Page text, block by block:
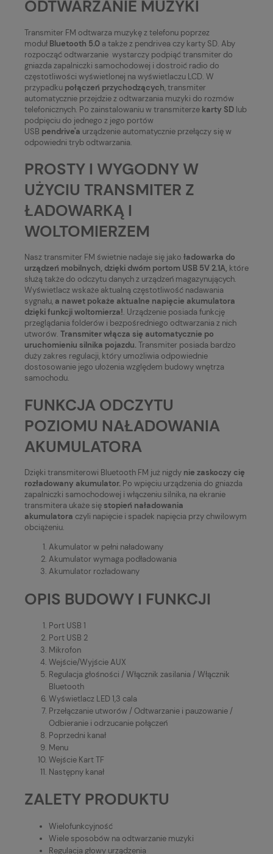
ODTWARZANIE MUZYKI
Transmiter FM odtwarza muzykę z telefonu poprzez
moduł Bluetooth 5.0 a także z pendrivea czy karty SD. Aby
rozpocząć odtwarzanie wystarczy podpiąć transmiter do
gniazda zapalniczki samochodowej i dostroić radio do
częstotliwości wyświetlonej na wyświetlaczu LCD. W
przypadku połączeń przychodzących, transmiter
automatycznie przejdzie z odtwarzania muzyki do rozmów
telefonicznych. Po zainstalowaniu w transmiterze karty SD lub
podpięciu do jednego z jego portów
USB pendrive'a urządzenie automatycznie przełączy się w
odpowiedni tryb odtwarzania.
PROSTY I WYGODNY W
UŻYCIU TRANSMITER Z
ŁADOWARKĄ I
WOLTOMIERZEM
Nasz transmiter FM świetnie nadaje się jako ładowarka do
urządzeń mobilnych, dzięki dwóm portom USB 5V 2.1A, które
służą także do odczytu danych z urządzeń magazynujących.
Wyświetlacz wskaże aktualną częstotliwość nadawania
sygnału, a nawet pokaże aktualne napięcie akumulatora
dzięki funkcji woltomierza!. Urządzenie posiada funkcję
przeglądania folderów i bezpośredniego odtwarzania z nich
utworów. Transmiter włącza się automatycznie po
uruchomieniu silnika pojazdu.Transmiter posiada bardzo
duży zakres regulacji, który umożliwia odpowiednie
dostosowanie jego ułożenia względem budowy wnętrza
samochodu.
FUNKCJA ODCZYTU
POZIOMU NAŁADOWANIA
AKUMULATORA
Dzięki transmiterowi Bluetooth FM już nigdy nie zaskoczy cię
rozładowany akumulator. Po wpięciu urządzenia do gniazda
zapalniczki samochodowej i włączeniu silnika, na ekranie
transmitera ukaże się stopień naładowania
akumulatora czyli napięcie i spadek napięcia przy chwilowym
obciążeniu.
Akumulator w pełni naładowany
Akumulator wymaga podładowania
Akumulator rozładowany
OPIS BUDOWY I FUNKCJI
Port USB 1
Port USB 2
Mikrofon
Wejście/Wyjście AUX
Regulacja głośności / Włącznik zasilania / Włącznik
Bluetooth
Wyświetlacz LED 1,3 cala
Przełączanie utworów / Odtwarzanie i pauzowanie /
Odbieranie i odrzucanie połączeń
Poprzedni kanał
Menu
Wejście Kart TF
Następny kanał
ZALETY PRODUKTU
Wielofunkcyjność
Wiele sposobów na odtwarzanie muzyki
Regulacja głowy urządzenia